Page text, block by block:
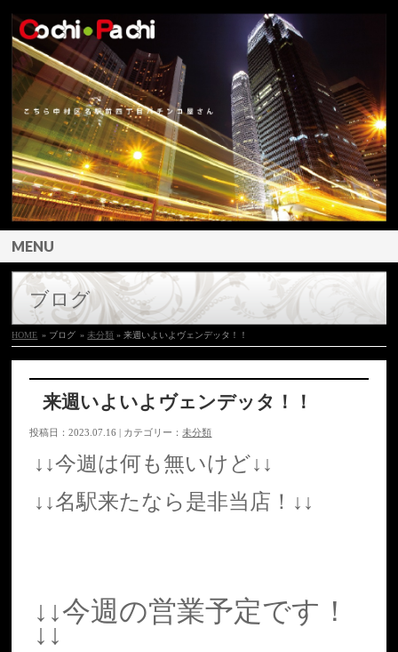
MENU
ブログ
HOME » ブログ »未分類 » 来週いよいよヴェンデッタ！！
来週いよいよヴェンデッタ！！
投稿日：2023.07.16 | カテゴリー：未分類
↓↓今週は何も無いけど↓↓
↓↓名駅来たなら是非当店！↓↓
↓↓今週の営業予定です！
↓↓